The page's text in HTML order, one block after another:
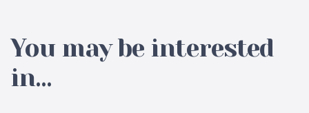
You may be interested
in…